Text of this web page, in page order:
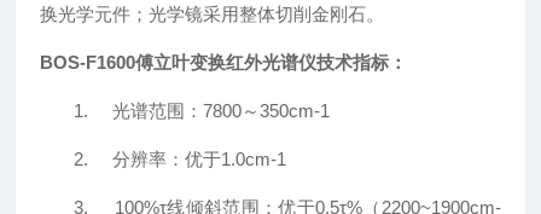
换光学元件；光学镜采用整体切削金刚石。
BOS-F1600傅立叶变换红外光谱仪技术指标：
1. 光谱范围：7800～350cm-1
2. 分辨率：优于1.0cm-1
3. 100%τ线倾斜范围：优于0.5τ%（ 2200~1900cm-